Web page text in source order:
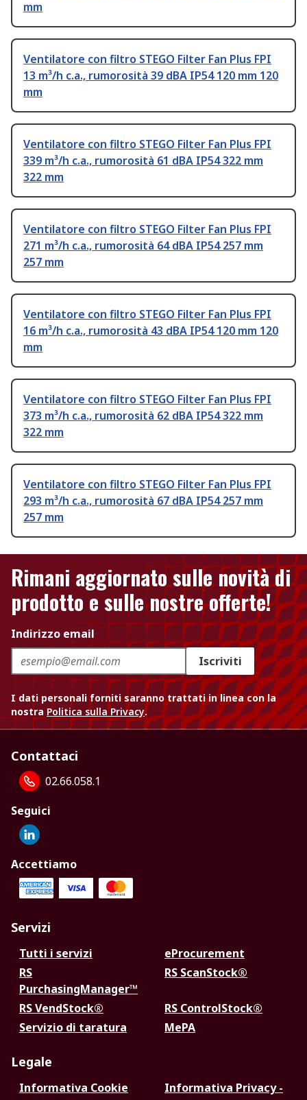
mm
Ventilatore con filtro STEGO Filter Fan Plus FPI
13 m³/h c.a., rumorosità 39 dBA IP54 120 mm 120
mm
Ventilatore con filtro STEGO Filter Fan Plus FPI
339 m³/h c.a., rumorosità 61 dBA IP54 322 mm
322 mm
Ventilatore con filtro STEGO Filter Fan Plus FPI
271 m³/h c.a., rumorosità 64 dBA IP54 257 mm
257 mm
Ventilatore con filtro STEGO Filter Fan Plus FPI
16 m³/h c.a., rumorosità 43 dBA IP54 120 mm 120
mm
Ventilatore con filtro STEGO Filter Fan Plus FPI
373 m³/h c.a., rumorosità 62 dBA IP54 322 mm
322 mm
Ventilatore con filtro STEGO Filter Fan Plus FPI
293 m³/h c.a., rumorosità 67 dBA IP54 257 mm
257 mm
Rimani aggiornato sulle novità di
prodotto e sulle nostre offerte!
Indirizzo email
Iscriviti
I dati personali forniti saranno trattati in linea con la
nostra Politica sulla Privacy.
Contattaci
02.66.058.1
Seguici
Accettiamo
Servizi
Tutti i servizi
eProcurement
RS
PurchasingManager™
RS ScanStock®
RS VendStock®
RS ControlStock®
Servizio di taratura
MePA
Legale
Informativa Cookie
Informativa Privacy -